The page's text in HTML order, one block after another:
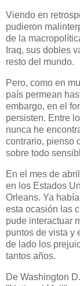
Viendo en
pudieron
de la
Iraq, sus dobles
resto del mundo.
Pero, como en
país permean
embargo, en el
persisten. Entre
nunca he
contrario, pienso
sobre todo
En el mes de
en los Estados
Orleans. Ya
esta ocasión las
pude interactuar
puntos de vista y
de lado los
tantos años.
De Washington